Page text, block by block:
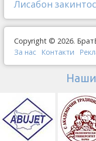
Лисабон закинтос
Copyright © 2026.
За нас Контакти